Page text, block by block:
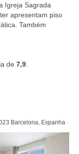
Igreja Sagrada
apresentam piso
Também
de 7,9
Barcelona, Espanha